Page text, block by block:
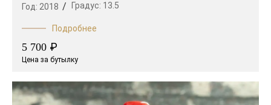
Год: 2018 Градус: 13.5
Подробнее
5 700 ₽
Цена за бутылку